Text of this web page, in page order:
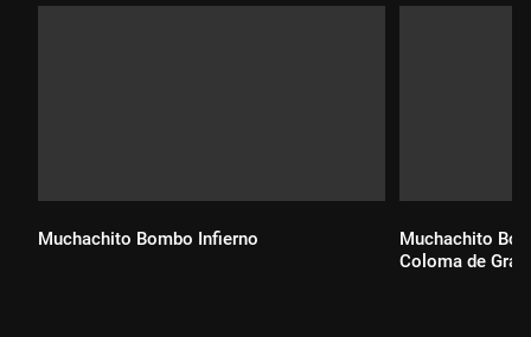
Muchachito Bombo Infierno
Muchachito
Coloma de